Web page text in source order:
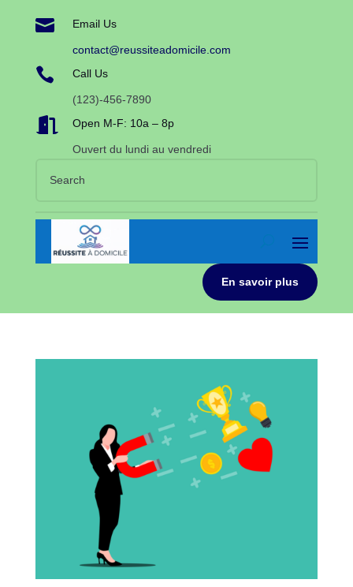
 Email Us
contact@reussiteadomicile.com
 Call Us
(123)-456-7890
 Open M-F: 10a – 8p
Ouvert du lundi au vendredi
En savoir plus